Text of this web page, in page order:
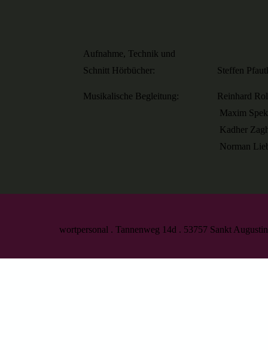
Aufnahme, Technik und
Schnitt Hörbücher: Steffen Pfauth,
Musikalische Begleitung: Reinhard
Maxim Spektor
Kadher Zaghi
Norman Liebold
wortpersonal . Tannenweg 14d . 53757 Sankt